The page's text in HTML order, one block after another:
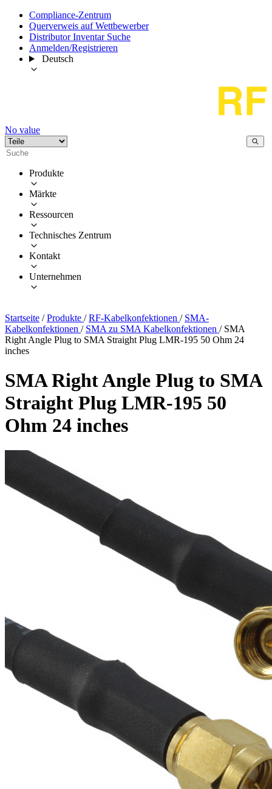
Compliance-Zentrum
Querverweis auf Wettbewerber
Distributor Inventar Suche
Anmelden/Registrieren
Deutsch
No value
Produkte
Märkte
Ressourcen
Technisches Zentrum
Kontakt
Unternehmen
Startseite / Produkte / RF-Kabelkonfektionen / SMA-
Kabelkonfektionen / SMA zu SMA Kabelkonfektionen / SMA
Right Angle Plug to SMA Straight Plug LMR-195 50 Ohm 24
inches
SMA Right Angle Plug to SMA
Straight Plug LMR-195 50
Ohm 24 inches